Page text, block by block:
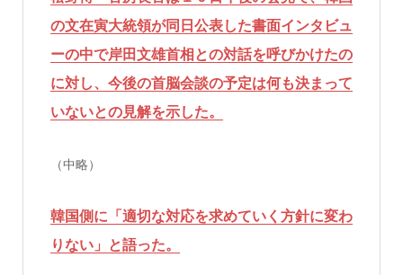
の文在寅大統領が同日公表した書面インタビュ
ーの中で岸田文雄首相との対話を呼びかけたの
に対し、今後の首脳会談の予定は何も決まって
いないとの見解を示した。
（中略）
韓国側に「適切な対応を求めていく方針に変わ
りない」と語った。